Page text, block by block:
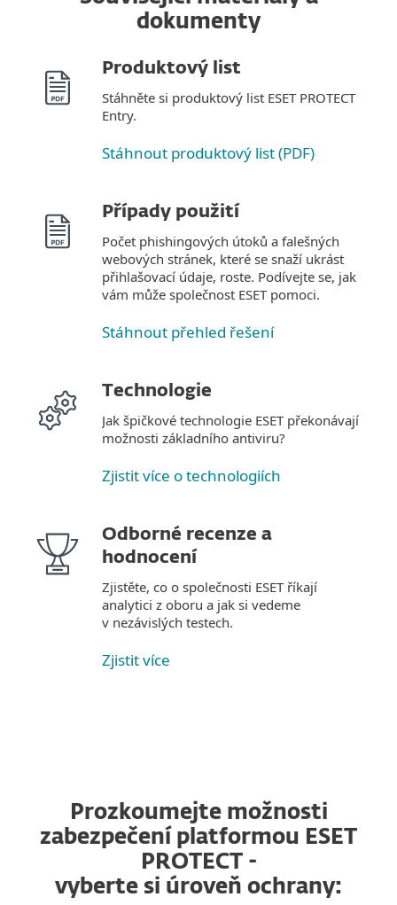
dokumenty
Produktový list
Stáhněte si produktový list ESET PROTECT
Entry.
Stáhnout produktový list (PDF)
Případy použití
Počet phishingových útoků a falešných
webových stránek, které se snaží ukrást
přihlašovací údaje, roste. Podívejte se, jak
vám může společnost ESET pomoci.
Stáhnout přehled řešení
Technologie
Jak špičkové technologie ESET překonávají
možnosti základního antiviru?
Zjistit více o technologiích
Odborné recenze a
hodnocení
Zjistěte, co o společnosti ESET říkají
analytici z oboru a jak si vedeme
v nezávislých testech.
Zjistit více
Prozkoumejte možnosti
zabezpečení platformou ESET
PROTECT -
vyberte si úroveň ochrany: